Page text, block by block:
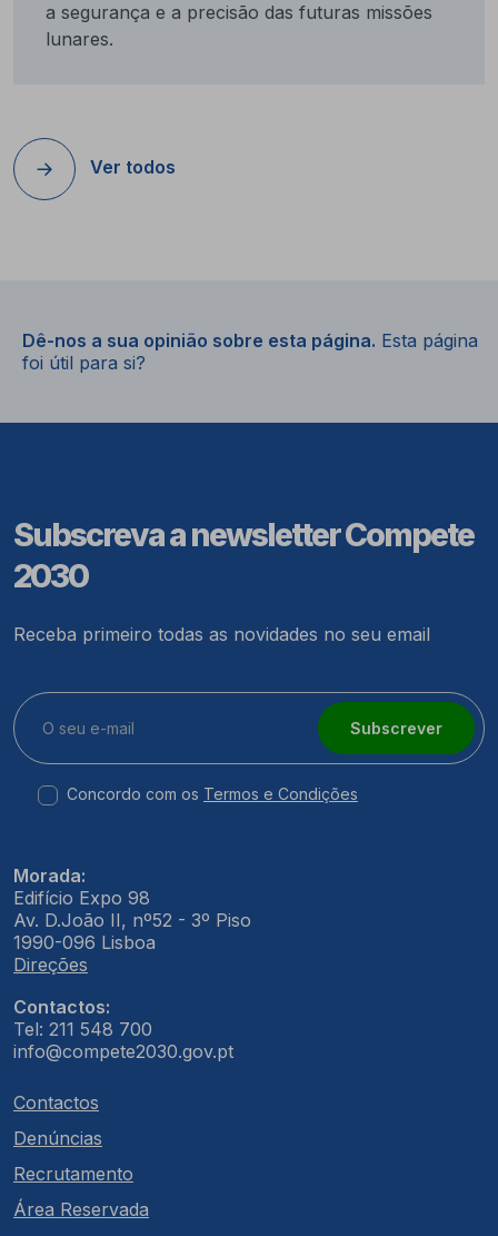
a segurança e a precisão das futuras missões
lunares.
Ver todos
Dê-nos a sua opinião sobre esta página. Esta página
foi útil para si?
Subscreva a newsletter Compete
2030
Receba primeiro todas as novidades no seu email
Subscrever
Concordo com os Termos e Condições
Morada:
Edifício Expo 98
Av. D.João II, nº52 - 3º Piso
1990-096 Lisboa
Direções
Contactos:
Tel: 211 548 700
info@compete2030.gov.pt
Contactos
Denúncias
Recrutamento
Área Reservada